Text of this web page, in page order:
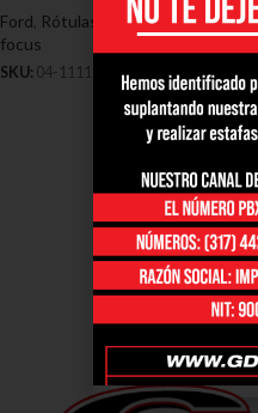
Ford Rótulas - Ford,Rotulas ford
focus
SKU: 04-1111